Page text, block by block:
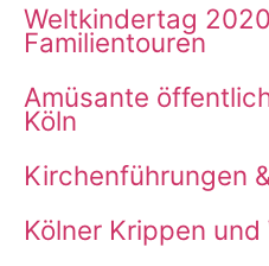
Weltkindertag
Familientouren
Amüsante
Köln
Kirchenführungen
Kölner Krippen